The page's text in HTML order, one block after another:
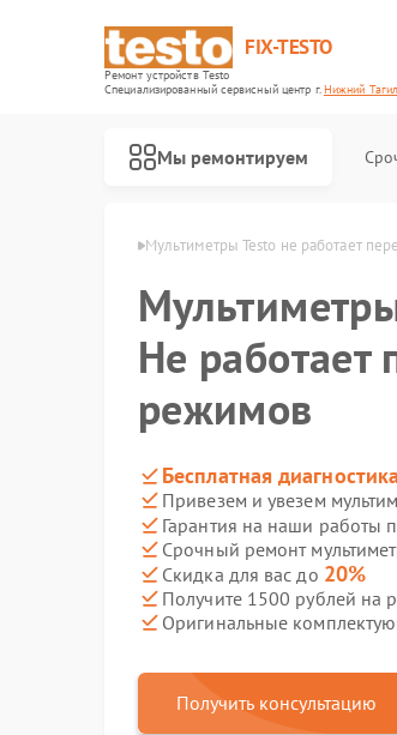
FIX-TESTO
Ремонт устройств Testo
Специализированный cервисный центр г.Нижний Тагил
Мы ремонтируем
Мультиметры Testo не работает
Не работает
режимов
Бесплатная диагностика
Привезем и увезем
Гарантия на наши работы
Срочный ремонт
Скидка для вас до 20%
Получите 1500 рублей на
Оригинальные
Получить консультацию